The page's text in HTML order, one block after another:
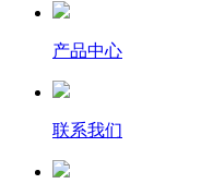
产品中心
联系我们